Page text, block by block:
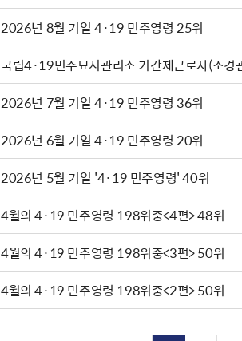
2026년 8월 기일 4·19 민주영령 25위
국립4·19민주묘지관리소 기간제근로자(조경
2026년 7월 기일 4·19 민주영령 36위
2026년 6월 기일 4·19 민주영령 20위
2026년 5월 기일 '4·19 민주영령' 40위
4월의 4·19 민주영령 198위중<4편> 48위
4월의 4·19 민주영령 198위중<3편> 50위
4월의 4·19 민주영령 198위중<2편> 50위